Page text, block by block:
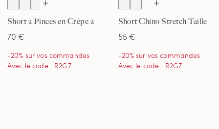
Short à Pinces en Crêpe à
Stature Standard
70 €
-20% sur vos commandes
Avec le code : R2G7
Short Chino Stretch Taille
55 €
-20% sur vos commandes
Avec le code : R2G7